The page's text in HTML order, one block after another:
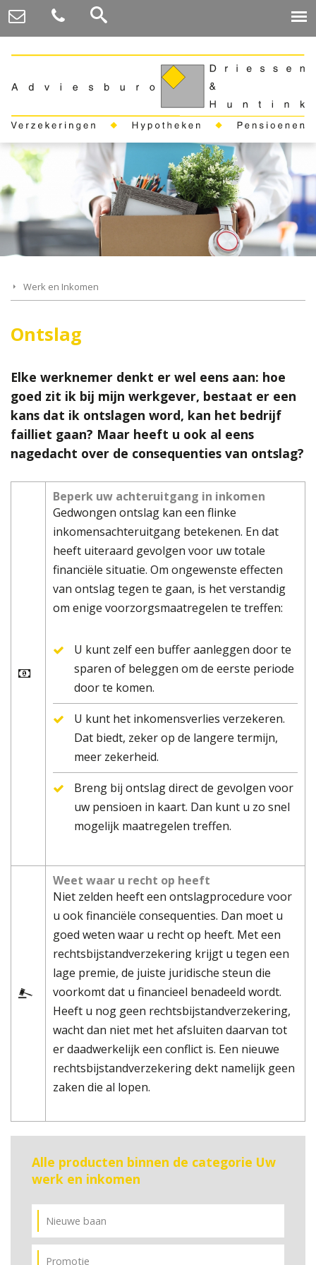
Werk en Inkomen
Ontslag
Elke werknemer denkt er wel eens aan: hoe
goed zit ik bij mijn werkgever, bestaat er een
kans dat ik ontslagen word, kan het bedrijf
failliet gaan? Maar heeft u ook al eens
nagedacht over de consequenties van ontslag?
Beperk uw achteruitgang in inkomen
Gedwongen ontslag kan een flinke
inkomensachteruitgang betekenen. En dat
heeft uiteraard gevolgen voor uw totale
financiële situatie. Om ongewenste effecten
van ontslag tegen te gaan, is het verstandig
om enige voorzorgsmaatregelen te treffen:
U kunt zelf een buffer aanleggen door te
sparen of beleggen om de eerste periode
door te komen.
U kunt het inkomensverlies verzekeren.
Dat biedt, zeker op de langere termijn,
meer zekerheid.
Breng bij ontslag direct de gevolgen voor
uw pensioen in kaart. Dan kunt u zo snel
mogelijk maatregelen treffen.
Weet waar u recht op heeft
Niet zelden heeft een ontslagprocedure voor
u ook financiële consequenties. Dan moet u
goed weten waar u recht op heeft. Met een
rechtsbijstandverzekering krijgt u tegen een
lage premie, de juiste juridische steun die
voorkomt dat u financieel benadeeld wordt.
Heeft u nog geen rechtsbijstandverzekering,
wacht dan niet met het afsluiten daarvan tot
er daadwerkelijk een conflict is. Een nieuwe
rechtsbijstandverzekering dekt namelijk geen
zaken die al lopen.
Alle producten binnen de categorie Uw
werk en inkomen
Nieuwe baan
Promotie